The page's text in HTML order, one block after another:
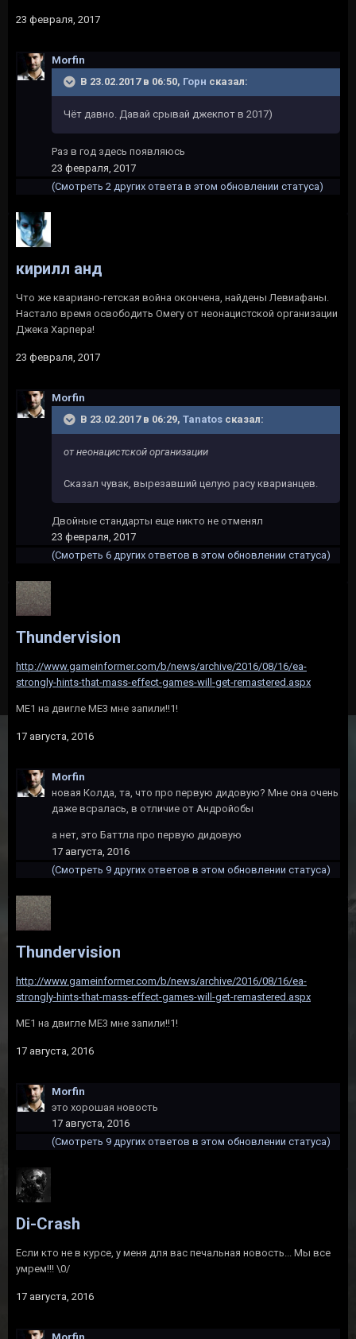
23 февраля, 2017
Morfin
В 23.02.2017 в 06:50, Горн сказал:
Чёт давно. Давай срывай джекпот в 2017)
Раз в год здесь появляюсь
23 февраля, 2017
(Смотреть 2 других ответа в этом обновлении статуса)
кирилл анд
Что же квариано-гетская война окончена, найдены Левиафаны.
Настало время освободить Омегу от неонацистской организации
Джека Харпера!
23 февраля, 2017
Morfin
В 23.02.2017 в 06:29, Tanatos сказал:
от неонацистской организации
Сказал чувак, вырезавший целую расу кварианцев.
Двойные стандарты еще никто не отменял
23 февраля, 2017
(Смотреть 6 других ответов в этом обновлении статуса)
Thundervision
http://www.gameinformer.com/b/news/archive/2016/08/16/ea-
strongly-hints-that-mass-effect-games-will-get-remastered.aspx
ME1 на двигле ME3 мне запили!!1!
17 августа, 2016
Morfin
новая Колда, та, что про первую дидовую? Мне она очень
даже всралась, в отличие от Андройобы
а нет, это Баттла про первую дидовую
17 августа, 2016
(Смотреть 9 других ответов в этом обновлении статуса)
Thundervision
http://www.gameinformer.com/b/news/archive/2016/08/16/ea-
strongly-hints-that-mass-effect-games-will-get-remastered.aspx
ME1 на двигле ME3 мне запили!!1!
17 августа, 2016
Morfin
это хорошая новость
17 августа, 2016
(Смотреть 9 других ответов в этом обновлении статуса)
Di-Crash
Если кто не в курсе, у меня для вас печальная новость... Мы все
умрем!!! \0/
17 августа, 2016